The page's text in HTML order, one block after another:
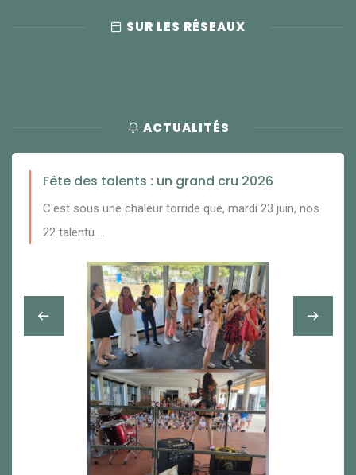
SUR LES RÉSEAUX
ACTUALITÉS
Fête des talents : un grand cru 2026
C'est sous une chaleur torride que, mardi 23 juin, nos
22 talentu ...